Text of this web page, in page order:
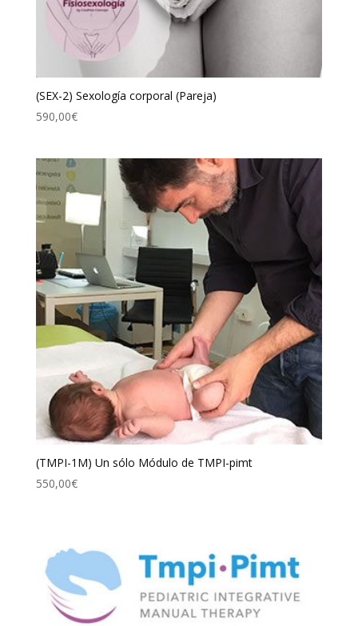
(SEX-2) Sexología corporal (Pareja)
590,00€
(TMPI-1M) Un sólo Módulo de TMPI-pimt
550,00€